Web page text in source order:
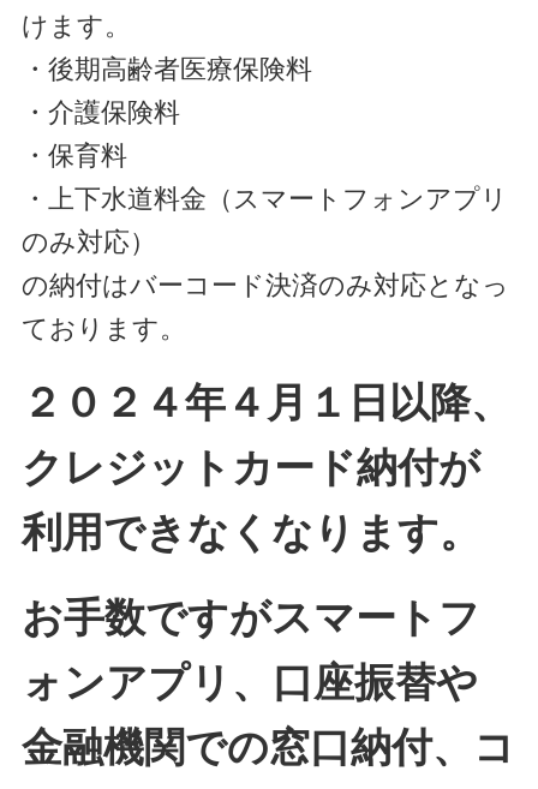
けます。
・後期高齢者医療保険料
・介護保険料
・保育料
・上下水道料金（スマートフォンアプリ
のみ対応）
の納付はバーコード決済のみ対応となっ
ております。
２０２４年４月１日以降、
クレジットカード納付が
利用できなくなります。
お手数ですがスマートフ
ォンアプリ、口座振替や
金融機関での窓口納付、コ